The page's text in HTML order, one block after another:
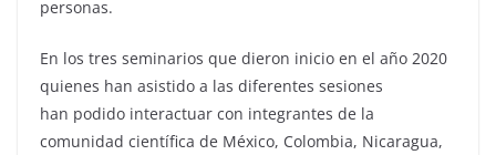
personas.
En los tres seminarios que dieron inicio en el año 2020
quienes han asistido a las diferentes sesiones
han podido interactuar con integrantes de la
comunidad científica de México, Colombia, Nicaragua,